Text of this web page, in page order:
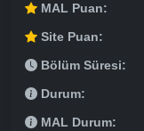
MAL Puan:
Site Puan:
Bölüm Süresi:
Durum:
MAL Durum: